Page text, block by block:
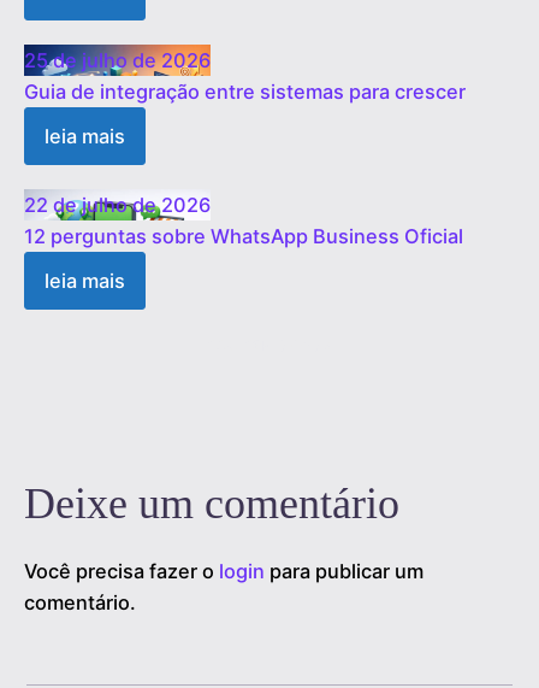
25 de julho de 2026
Guia de integração entre sistemas para crescer
leia mais
22 de julho de 2026
12 perguntas sobre WhatsApp Business Oficial
leia mais
Deixe um comentário
Você precisa fazer o login para publicar um
comentário.